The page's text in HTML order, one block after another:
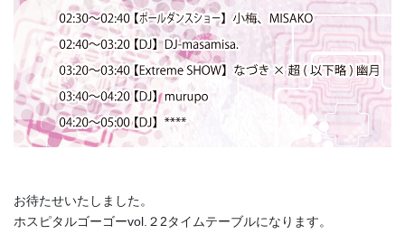
お待たせいたしました。
ホスピタルゴーゴーvol.２2タイムテーブルになります。